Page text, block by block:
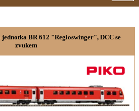
BR 612 "Regioswinger", DCC se
zvukem